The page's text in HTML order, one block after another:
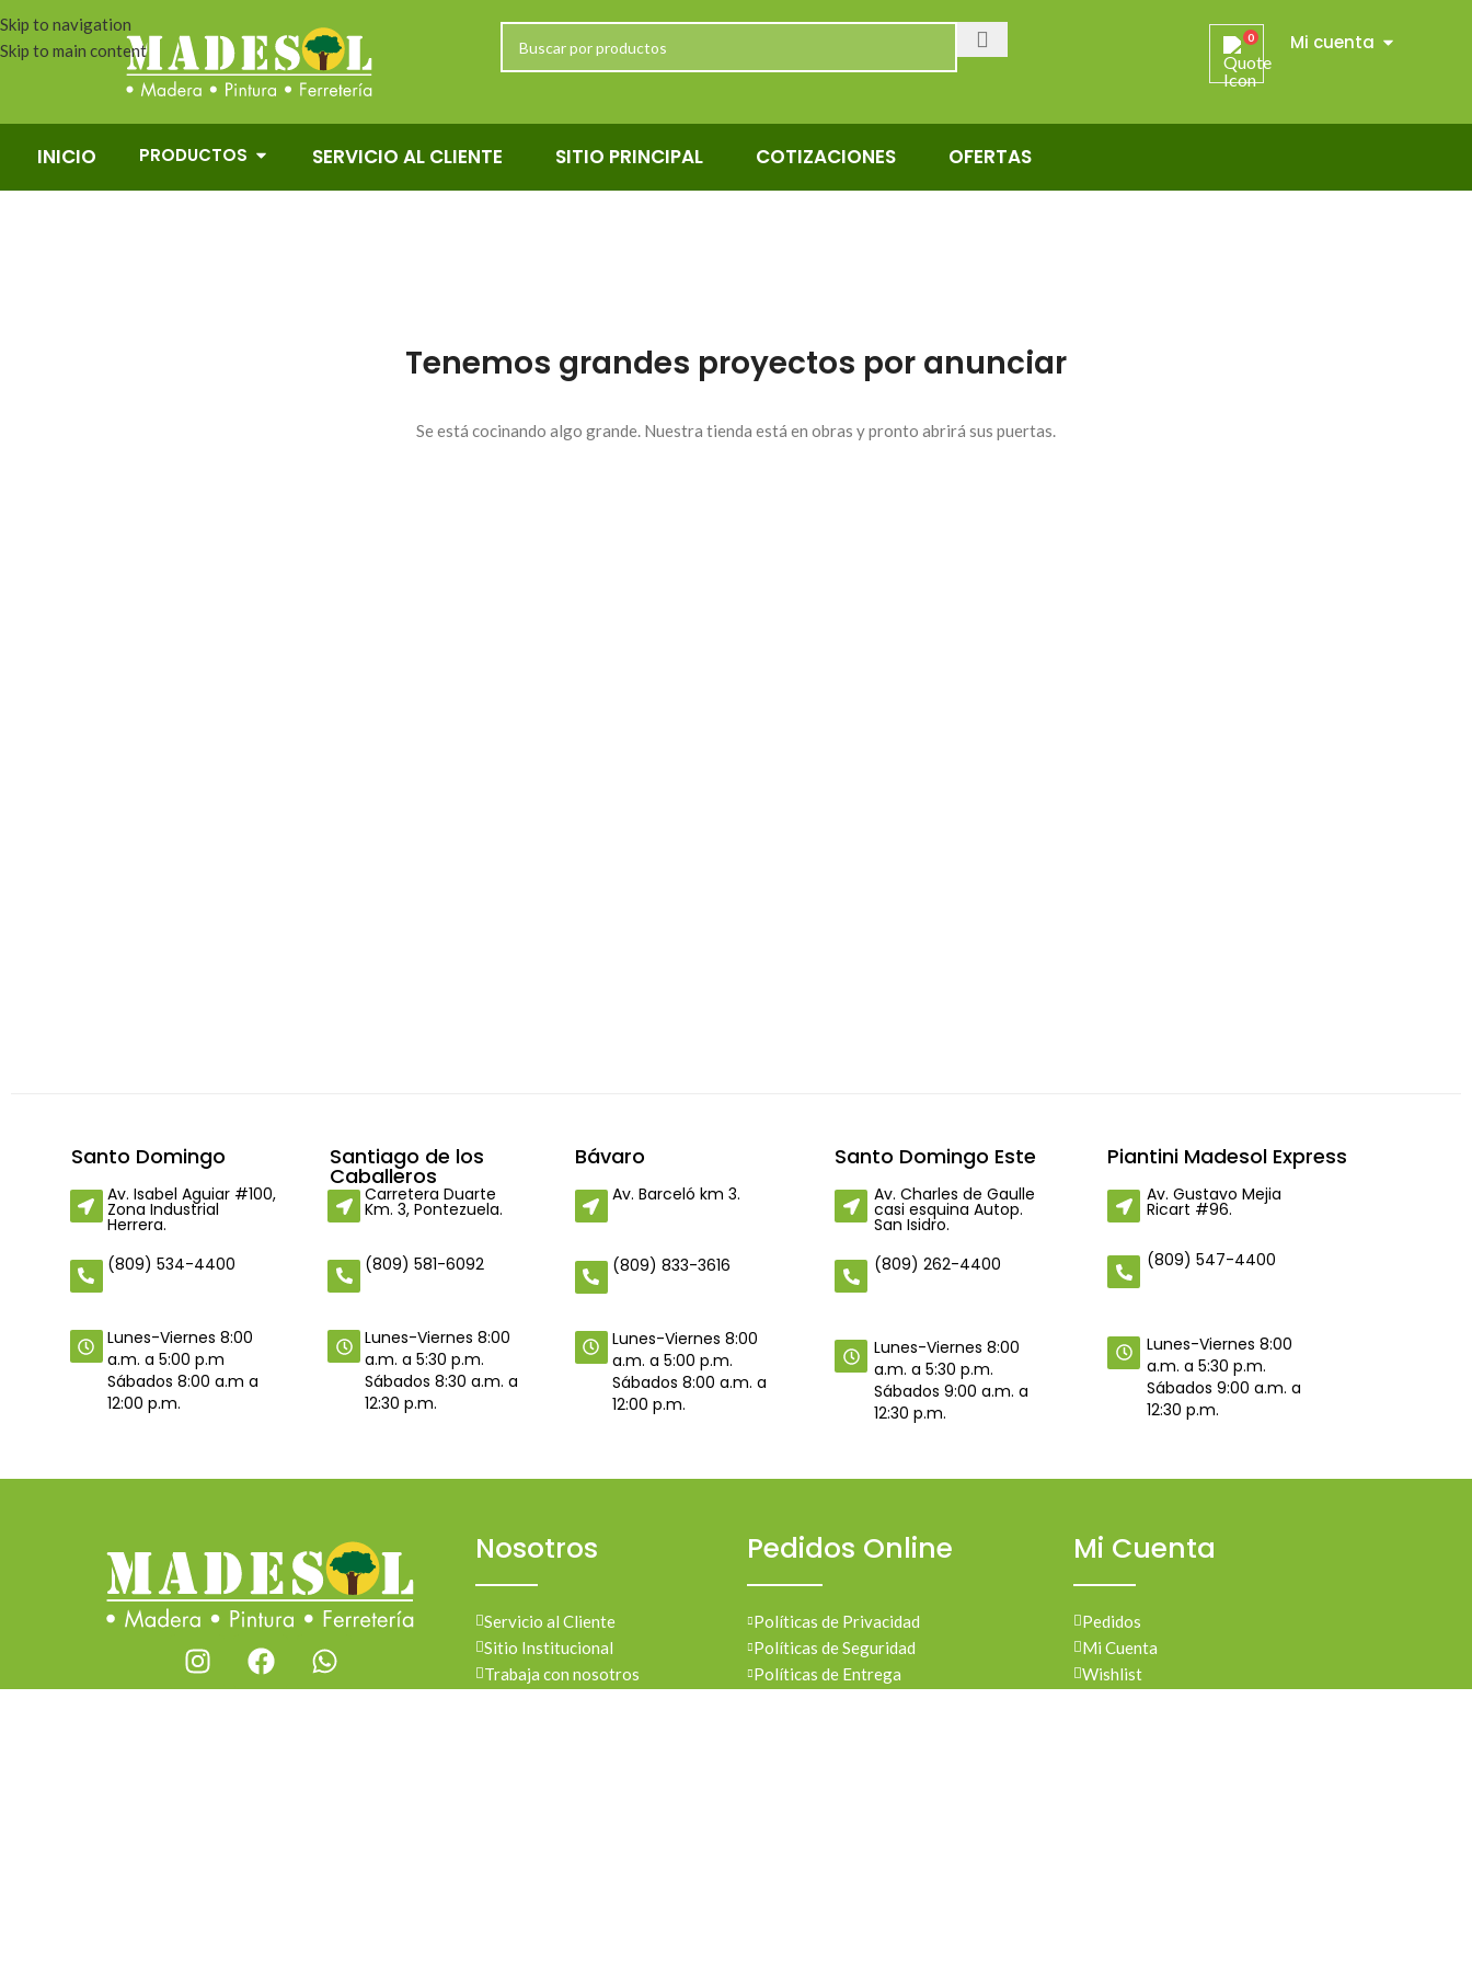
Skip to navigation
Skip to main content
Mi cuenta
0
INICIO PRODUCTOS SERVICIO AL CLIENTE SITIO PRINCIPAL COTIZACIONES OFERTAS
Tenemos grandes proyectos por anunciar
Se está cocinando algo grande. Nuestra tienda está en obras y pronto abrirá sus puertas.
Santo Domingo
Av. Isabel Aguiar #100,
Zona Industrial
Herrera.
(809) 534-4400
Lunes-Viernes 8:00
a.m. a 5:00 p.m
Sábados 8:00 a.m a
12:00 p.m.
Santiago de los
Caballeros
Carretera Duarte
Km. 3, Pontezuela.
(809) 581-6092
Lunes-Viernes 8:00
a.m. a 5:30 p.m.
Sábados 8:30 a.m. a
12:30 p.m.
Bávaro
Av. Barceló km 3.
(809) 833-3616
Lunes-Viernes 8:00
a.m. a 5:00 p.m.
Sábados 8:00 a.m. a
12:00 p.m.
Santo Domingo Este
Av. Charles de Gaulle
casi esquina Autop.
San Isidro.
(809) 262-4400
Lunes-Viernes 8:00
a.m. a 5:30 p.m.
Sábados 9:00 a.m. a
12:30 p.m.
Piantini Madesol Express
Av. Gustavo Mejia
Ricart #96.
(809) 547-4400
Lunes-Viernes 8:00
a.m. a 5:30 p.m.
Sábados 9:00 a.m. a
12:30 p.m.
Nosotros
Servicio al Cliente
Sitio Institucional
Trabaja con nosotros
Pedidos Online
Políticas de Privacidad
Políticas de Seguridad
Políticas de Entrega
Mi Cuenta
Pedidos
Mi Cuenta
Wishlist